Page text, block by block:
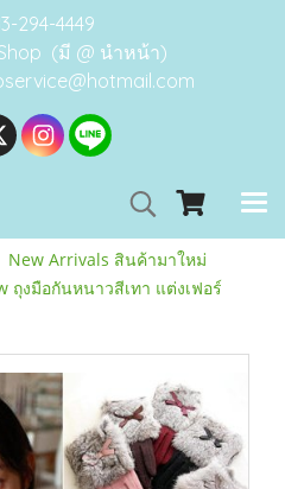
294-4449
(มี @ นำหน้า)
New Arrivals สินค้ามาใหม่
ถุงมือกันหนาวสีเทา แต่งเฟอร์